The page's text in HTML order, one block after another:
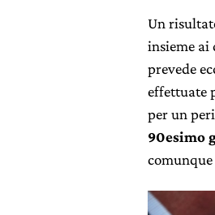
Un
insieme ai
prevede
effettuate
per un
90esimo